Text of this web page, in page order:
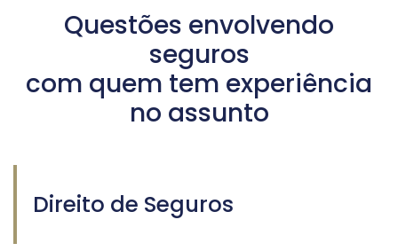
Questões envolvendo
seguros
com quem tem experiência
no assunto
Direito de Seguros